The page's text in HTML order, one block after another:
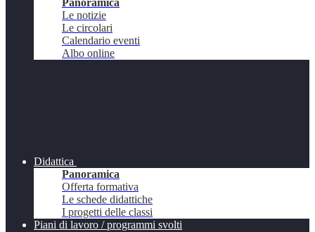
Panoramica
Le notizie
Le circolari
Calendario eventi
Albo online
Didattica
Panoramica
Offerta formativa
Le schede didattiche
I progetti delle classi
Piani di lavoro / programmi svolti